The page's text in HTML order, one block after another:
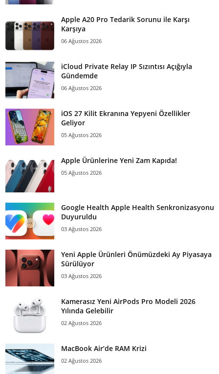
Apple A20 Pro Tedarik Sorunu ile Karşı
Karşıya
06 Ağustos 2026
iCloud Private Relay IP Sızıntısı Açığıyla
Gündemde
06 Ağustos 2026
iOS 27 Kilit Ekranına Yepyeni Özellikler
Geliyor
05 Ağustos 2026
Apple Ürünlerine Yeni Zam Kapıda!
05 Ağustos 2026
Google Health Apple Health Senkronizasyonu
Duyuruldu
03 Ağustos 2026
Yeni Apple Ürünleri Önümüzdeki Ay Piyasaya
Sürülüyor
03 Ağustos 2026
Kamerasız Yeni AirPods Pro Modeli 2026
Yılında Gelebilir
02 Ağustos 2026
MacBook Air’de RAM Krizi
02 Ağustos 2026